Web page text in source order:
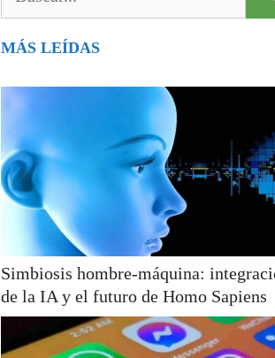
MÁS LEÍDAS
Simbiosis hombre-máquina:
de la IA y el futuro de Homo Sapiens